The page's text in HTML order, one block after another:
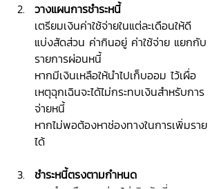
วางแผนการชำระหนี้
เตรียมเงินค่าใช้จ่ายในแต่ละเดือนให้ดี
แบ่งสัดส่วน ค่ากินอยู่ ค่าใช้จ่าย แยกกับ
รายการผ่อนหนี้
หากมีเงินเหลือให้นำไปเก็บออม ไว้เผื่อ
เหตุฉุกเฉินจะได้ไม่กระทบเงินสำหรับการ
จ่ายหนี้
หากไม่พอต้องหาช่องทางในการเพิ่มราย
ได้
ชำระหนี้ตรงตามกำหนด